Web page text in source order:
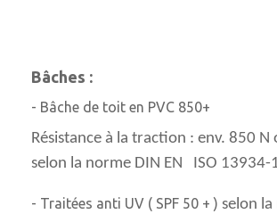
Bâches :
- Bâche de toit en PVC 850+
Résistance à la traction : env. 850
selon la norme DIN EN ISO 13934-
- Traitées anti UV ( SPF 50 + ) selon la